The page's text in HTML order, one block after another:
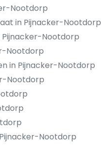
Nootdorp
in Pijnacker-Nootdorp
Nootdorp
Nootdorp
in Pijnacker-Nootdorp
Nootdorp
Nootdorp